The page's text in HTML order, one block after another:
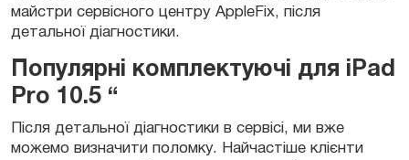
майстри сервісного центру AppleFix, після
детальної діагностики.
Популярні комплектуючі для iPad
Pro 10.5 “
Після детальної діагностики в сервісі, ми вже
можемо визначити поломку. Найчастіше клієнти